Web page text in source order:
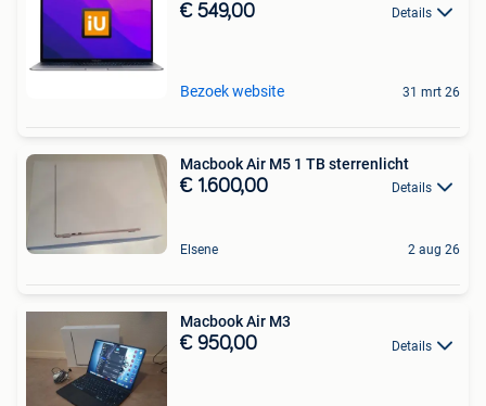
€ 549,00 Details
Bezoek website 31 mrt 26
Macbook Air M5 1 TB sterrenlicht
€ 1.600,00 Details
Elsene 2 aug 26
Macbook Air M3
€ 950,00 Details